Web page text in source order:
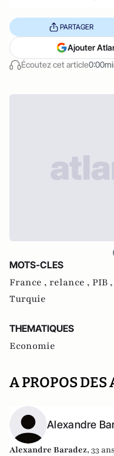
Écoutez cet article
PARTAGER
Ajouter
MOTS-CLES
France , relance , PIB ,
Turquie
THEMATIQUES
Economie
A PROPOS DES
Alexandre
Alexandre Baradez, 33